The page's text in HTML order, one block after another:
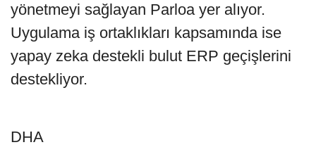
yönetmeyi sağlayan Parloa yer alıyor.
Uygulama iş ortaklıkları kapsamında ise
yapay zeka destekli bulut ERP geçişlerini
destekliyor.
DHA